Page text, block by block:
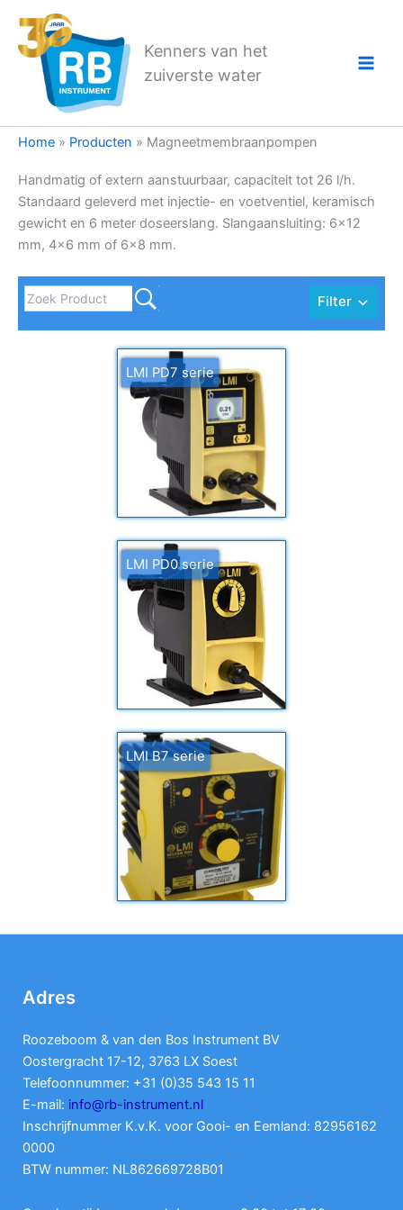
naar
Kenners van het
zuiverste water
Home » Producten » Magneetmembraanpompen
Handmatig of extern aanstuurbaar, capaciteit tot 26 l/h.
Standaard geleverd met injectie- en voetventiel, keramisch
gewicht en 6 meter doseerslang. Slangaansluiting: 6×12
mm, 4×6 mm of 6×8 mm.
Filter
LMI PD7 serie
LMI PD0 serie
LMI B7 serie
Adres
Roozeboom & van den Bos Instrument BV
Oostergracht 17-12, 3763 LX Soest
Telefoonnummer: +31 (0)35 543 15 11
E-mail: info@rb-instrument.nl
Inschrijfnummer K.v.K. voor Gooi- en Eemland: 82956162
0000
BTW nummer: NL862669728B01